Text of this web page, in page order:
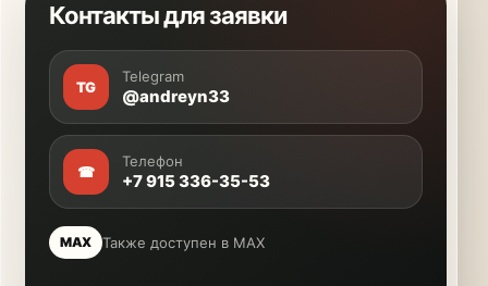
Контакты для заявки
TG
Telegram
@andreyn33
☎
Телефон
+7 915 336-35-53
MAX Также доступен в MAX